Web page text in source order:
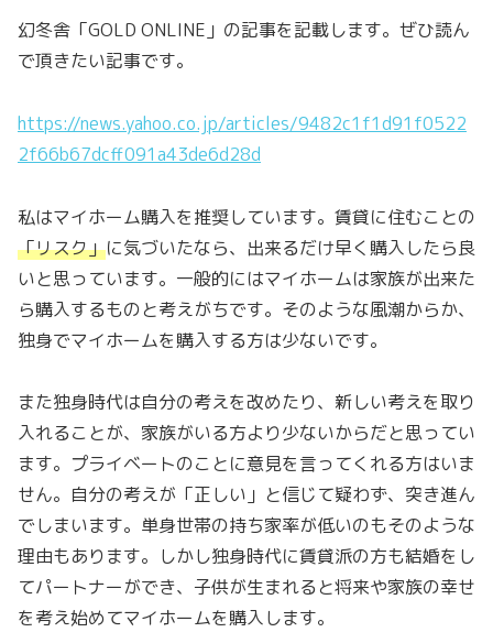
幻冬舎「GOLD ONLINE」の記事を記載します。ぜひ読ん
で頂きたい記事です。
https://news.yahoo.co.jp/articles/9482c1f1d91f0522
2f66b67dcff091a43de6d28d
私はマイホーム購入を推奨しています。賃貸に住むことの
「リスク」に気づいたなら、出来るだけ早く購入したら良
いと思っています。一般的にはマイホームは家族が出来た
ら購入するものと考えがちです。そのような風潮からか、
独身でマイホームを購入する方は少ないです。
また独身時代は自分の考えを改めたり、新しい考えを取り
入れることが、家族がいる方より少ないからだと思ってい
ます。プライベートのことに意見を言ってくれる方はいま
せん。自分の考えが「正しい」と信じて疑わず、突き進ん
でしまいます。単身世帯の持ち家率が低いのもそのような
理由もあります。しかし独身時代に賃貸派の方も結婚をし
てパートナーができ、子供が生まれると将来や家族の幸せ
を考え始めてマイホームを購入します。